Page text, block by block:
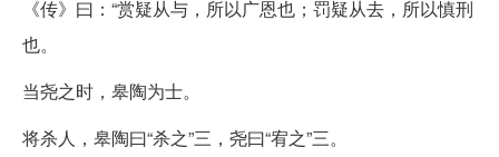
《传》曰：“赏疑从与，所以广恩也；罚疑从去，所以慎刑
也。
当尧之时，皋陶为士。
将杀人，皋陶曰“杀之”三，尧曰“宥之”三。